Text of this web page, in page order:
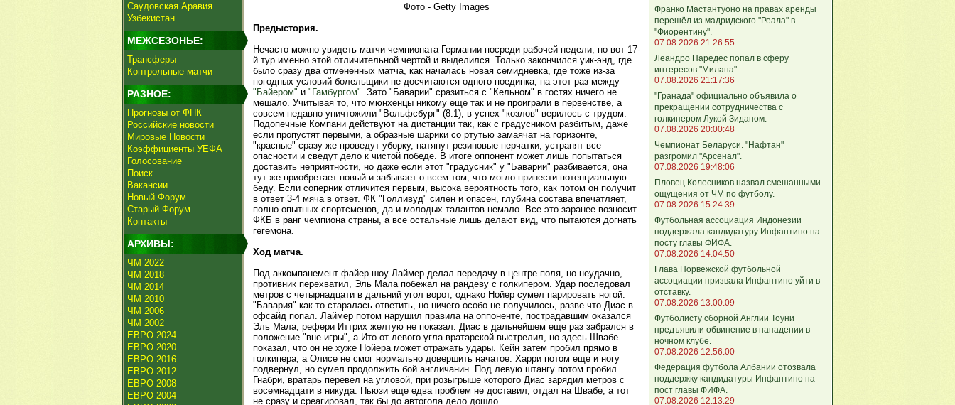
Саудовская Аравия
Узбекистан
МЕЖСЕЗОНЬЕ:
Трансферы
Контрольные матчи
РАЗНОЕ:
Прогнозы от ФНК
Российские новости
Мировые Новости
Коэффициенты УЕФА
Голосование
Поиск
Вакансии
Новый Форум
Старый Форум
Контакты
АРХИВЫ:
ЧМ 2022
ЧМ 2018
ЧМ 2014
ЧМ 2010
ЧМ 2006
ЧМ 2002
ЕВРО 2024
ЕВРО 2020
ЕВРО 2016
ЕВРО 2012
ЕВРО 2008
ЕВРО 2004
Фото - Getty Images
Предыстория.
Нечасто можно увидеть матчи чемпионата Германии посреди рабочей недели, но вот 17-
й тур именно этой отличительной чертой и выделился. Только закончился уик-энд, где
было сразу два отмененных матча, как началась новая семидневка, где тоже из-за
погодных условий болельщики не досчитаются одного поединка, на этот раз между
"Байером" и "Гамбургом". Зато "Баварии" сразиться с "Кельном" в гостях ничего не
мешало. Учитывая то, что мюнхенцы никому еще так и не проиграли в первенстве, а
совсем недавно уничтожили "Вольфсбург" (8:1), в успех "козлов" верилось с трудом.
Подопечные Компани действуют на дистанции так, как с градусником разбитым, даже
если пропустят первыми, а образные шарики со ртутью замаячат на горизонте,
"красные" сразу же проведут уборку, натянут резиновые перчатки, устранят все
опасности и сведут дело к чистой победе. В итоге оппонент может лишь попытаться
доставить неприятности, но даже если этот "градусник" у "Баварии" разбивается, она
тут же приобретает новый и забывает о всем том, что могло принести потенциальную
беду. Если соперник отличится первым, высока вероятность того, как потом он получит
в ответ 3-4 мяча в ответ. ФК "Голливуд" силен и опасен, глубина состава впечатляет,
полно опытных спортсменов, да и молодых талантов немало. Все это заранее возносит
ФКБ в ранг чемпиона страны, а все остальные лишь делают вид, что пытаются догнать
гегемона.
Ход матча.
Под аккомпанемент файер-шоу Лаймер делал передачу в центре поля, но неудачно,
противник перехватил, Эль Мала побежал на рандеву с голкипером. Удар последовал
метров с четырнадцати в дальний угол ворот, однако Нойер сумел парировать ногой.
"Бавария" как-то старалась ответить, но ничего особо не получилось, разве что Диас в
офсайд попал. Лаймер потом нарушил правила на оппоненте, пострадавшим оказался
Эль Мала, рефери Иттрих желтую не показал. Диас в дальнейшем еще раз забрался в
положение "вне игры", а Ито от левого угла вратарской выстрелил, но здесь Швабе
показал, что он не хуже Нойера может отражать удары. Кейн затем пробил прямо в
голкипера, а Олисе не смог нормально довершить начатое. Харри потом еще и ногу
подвернул, но сумел продолжить бой англичанин. Под левую штангу потом пробил
Гнабри, вратарь перевел на угловой, при розыгрыше которого Диас зарядил метров с
восемнадцати в никуда. Пьюзи еще едва проблем не доставил, отдал на Швабе, а тот
не сразу и среагировал, так бы до автогола дело дошло.
Франко Мастантуоно на правах аренды
перешёл из мадридского "Реала" в
"Фиорентину".
07.08.2026 21:26:55
Леандро Паредес попал в сферу
интересов "Милана".
07.08.2026 21:17:36
"Гранада" официально объявила о
прекращении сотрудничества с
голкипером Лукой Зиданом.
07.08.2026 20:00:48
Чемпионат Беларуси. "Нафтан"
разгромил "Арсенал".
07.08.2026 19:48:06
Пловец Колесников назвал смешанными
ощущения от ЧМ по футболу.
07.08.2026 15:24:39
Футбольная ассоциация Индонезии
поддержала кандидатуру Инфантино на
посту главы ФИФА.
07.08.2026 14:04:50
Глава Норвежской футбольной
ассоциации призвала Инфантино уйти в
отставку.
07.08.2026 13:00:09
Футболисту сборной Англии Тоуни
предъявили обвинение в нападении в
ночном клубе.
07.08.2026 12:56:00
Федерация футбола Албании отозвала
поддержку кандидатуры Инфантино на
пост главы ФИФА.
07.08.2026 12:13:29